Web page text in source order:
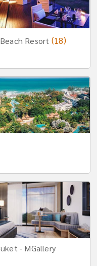
Resort (18)
- MGallery